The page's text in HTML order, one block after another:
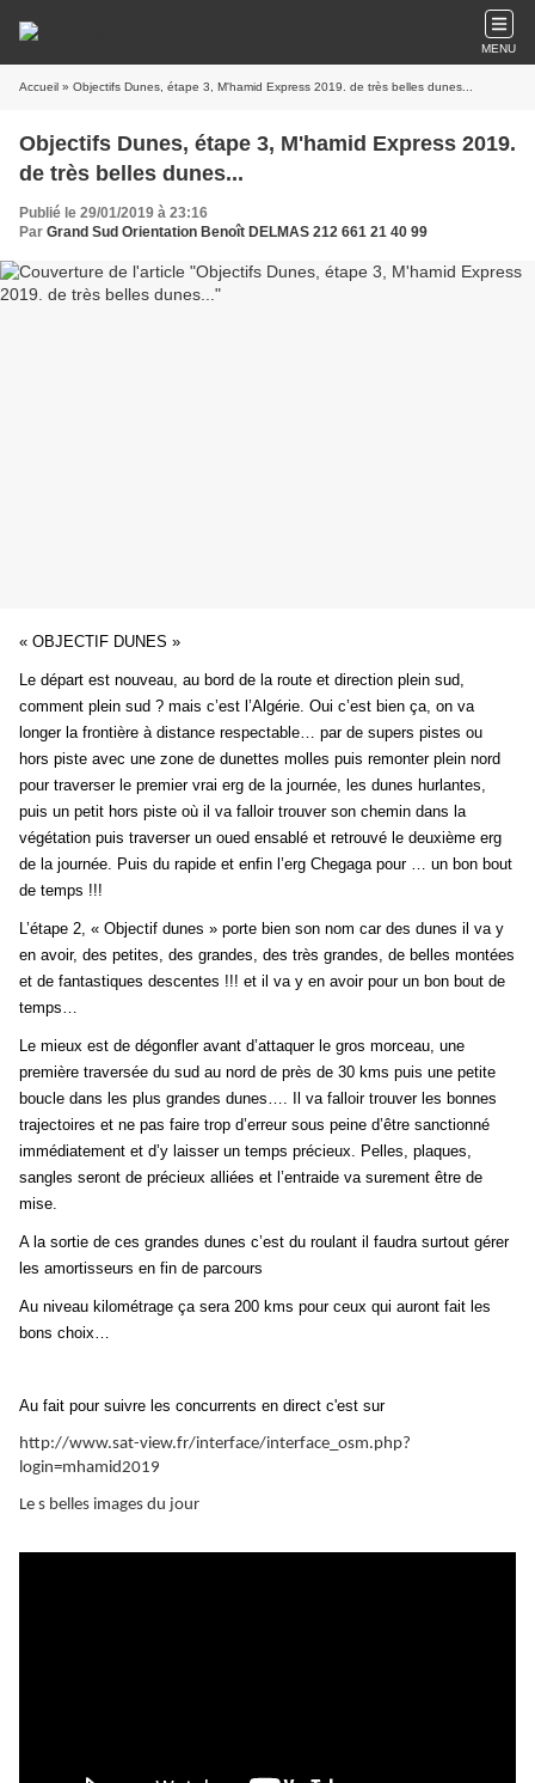
MENU
Accueil » Objectifs Dunes, étape 3, M'hamid Express 2019. de très belles dunes...
Objectifs Dunes, étape 3, M'hamid Express 2019.
de très belles dunes...
Publié le 29/01/2019 à 23:16
Par Grand Sud Orientation Benoît DELMAS 212 661 21 40 99
« OBJECTIF DUNES »
Le départ est nouveau, au bord de la route et direction plein sud,
comment plein sud ? mais c’est l’Algérie. Oui c’est bien ça, on va
longer la frontière à distance respectable… par de supers pistes ou
hors piste avec une zone de dunettes molles puis remonter plein nord
pour traverser le premier vrai erg de la journée, les dunes hurlantes,
puis un petit hors piste où il va falloir trouver son chemin dans la
végétation puis traverser un oued ensablé et retrouvé le deuxième erg
de la journée. Puis du rapide et enfin l’erg Chegaga pour … un bon bout
de temps !!!
L’étape 2, « Objectif dunes » porte bien son nom car des dunes il va y
en avoir, des petites, des grandes, des très grandes, de belles montées
et de fantastiques descentes !!! et il va y en avoir pour un bon bout de
temps…
Le mieux est de dégonfler avant d’attaquer le gros morceau, une
première traversée du sud au nord de près de 30 kms puis une petite
boucle dans les plus grandes dunes…. Il va falloir trouver les bonnes
trajectoires et ne pas faire trop d’erreur sous peine d’être sanctionné
immédiatement et d’y laisser un temps précieux. Pelles, plaques,
sangles seront de précieux alliées et l’entraide va surement être de
mise.
A la sortie de ces grandes dunes c’est du roulant il faudra surtout gérer
les amortisseurs en fin de parcours
Au niveau kilométrage ça sera 200 kms pour ceux qui auront fait les
bons choix…
Au fait pour suivre les concurrents en direct c'est sur
http://www.sat-view.fr/interface/interface_osm.php?
login=mhamid2019
Le s belles images du jour